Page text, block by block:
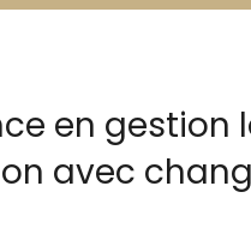
en
avec